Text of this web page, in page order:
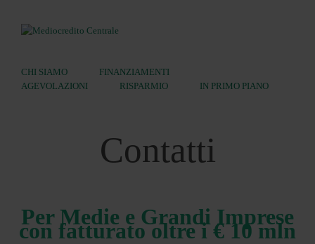
CHI SIAMO
FINANZIAMENTI
AGEVOLAZIONI
RISPARMIO IN PRIMO PIANO
Ricerca:
Contatti
Per Medie e Grandi Imprese
con fatturato oltre i € 10 mln